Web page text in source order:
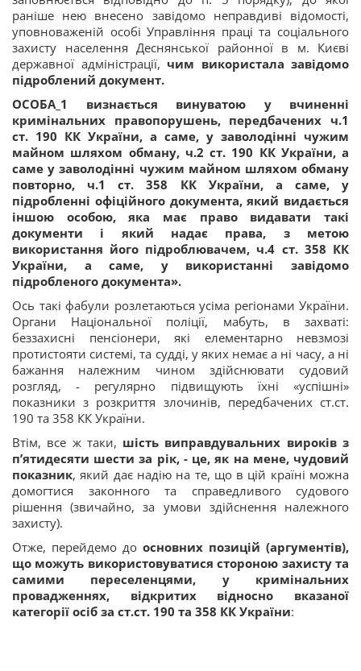
раніше нею внесено завідомо неправдиві відомості,
уповноваженій особі Управління праці та соціального
захисту населення Деснянської районної в м. Києві
державної адміністрації, чим використала завідомо
підроблений документ.
ОСОБА_1 визнається винуватою у вчиненні
кримінальних правопорушень, передбачених ч.1
ст. 190 КК України, а саме, у заволодінні чужим
майном шляхом обману, ч.2 ст. 190 КК України, а
саме у заволодінні чужим майном шляхом обману
повторно, ч.1 ст. 358 КК України, а саме, у
підробленні офіційного документа, який видається
іншою особою, яка має право видавати такі
документи і який надає права, з метою
використання його підроблювачем, ч.4 ст. 358 КК
України, а саме, у використанні завідомо
підробленого документа».
Ось такі фабули розлетаються усіма регіонами України.
Органи Національної поліції, мабуть, в захваті:
беззахисні пенсіонери, які елементарно невзмозі
протистояти системі, та судді, у яких немає а ні часу, а ні
бажання належним чином здійснювати судовий
розгляд, - регулярно підвищують їхні «успішні»
показники з розкриття злочинів, передбачених ст.ст.
190 та 358 КК України.
Втім, все ж таки, шість виправдувальних вироків з
п’ятидесяти шести за рік, - це, як на мене, чудовий
показник, який дає надію на те, що в цій країні можна
домогтися законного та справедливого судового
рішення (звичайно, за умови здійснення належного
захисту).
Отже, перейдемо до основних позицій (аргументів),
що можуть використовуватися стороною захисту та
самими переселенцями, у кримінальних
провадженнях, відкритих відносно вказаної
категорії осіб за ст.ст. 190 та 358 КК України: